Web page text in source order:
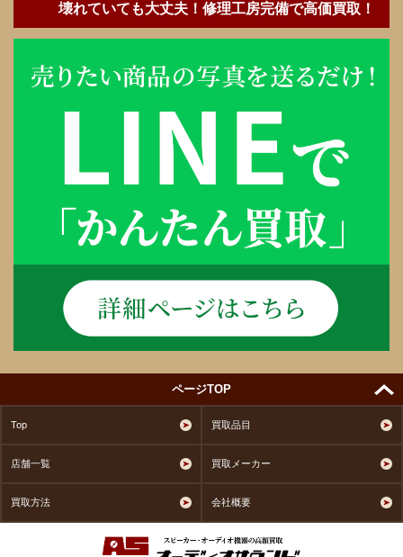
壊れていても大丈夫！修理工房完備で高価買取！
ページTOP
Top 買取品目
店舗一覧 買取メーカー
買取方法 会社概要